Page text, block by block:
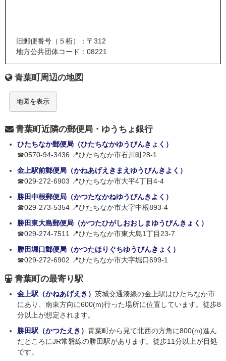
旧郵便番号（５桁）：〒312
地方公共団体コード：08221
青葉町周辺の地図
地図を表示
青葉町近隣の郵便局・ゆうちょ銀行
ひたちなか郵便局（ひたちなかゆうびんきょく）
☎0570-94-3436 📍ひたちなか市石川町28-1
金上駅前郵便局（かねあげえきまえゆうびんきよく）
☎029-272-6903 📍ひたちなか市大平4丁目4-4
勝田中根郵便局（かつたなかねゆうびんきよく）
☎029-273-5354 📍ひたちなか市大字中根893-4
勝田東大島郵便局（かつたひがしおおしまゆうびんきょく）
☎029-274-7511 📍ひたちなか市東大島1丁目23-7
勝田堀口郵便局（かつたほりぐちゆうびんきょく）
☎029-272-6902 📍ひたちなか市大字堀口699-1
青葉町の最寄り駅
金上駅（かねあげえき） 茨城交通湊線の金上駅はひたちなか市
にあり、南東方向に600(m)行った場所に位置しています。徒歩8
分以上が想定されます。
勝田駅（かつたえき） 青葉町から見て北西の方角に800(m)進ん
だところにJR常磐線の勝田駅があります。徒歩11分以上が目処
です。